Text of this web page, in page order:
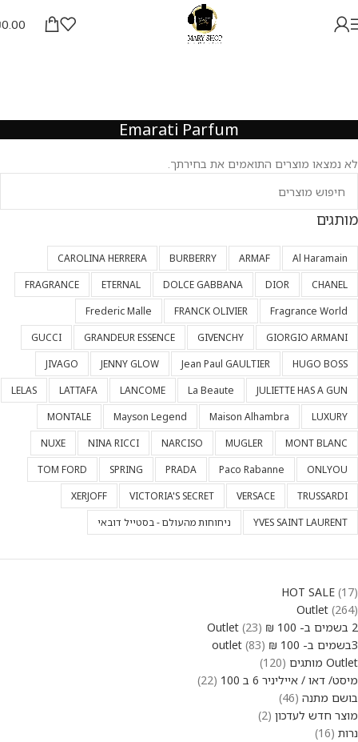
0.00
Emarati Parfum
לא נמצאו מוצרים התואמים את בחירתך.
מותגים
Al Haramain
ARMAF
BURBERRY
CAROLINA HERRERA
CHANEL
DIOR
DOLCE GABBANA
ETERNAL
FRAGRANCE
Fragrance World
FRANCK OLIVIER
Frederic Malle
GIORGIO ARMANI
GIVENCHY
GRANDEUR ESSENCE
GUCCI
HUGO BOSS
Jean Paul GAULTIER
JENNY GLOW
JIVAGO
JULIETTE HAS A GUN
La Beaute
LANCOME
LATTAFA
LELAS
LUXURY
Maison Alhambra
Mayson Legend
MONTALE
MONT BLANC
MUGLER
NARCISO
NINA RICCI
NUXE
ONLYOU
Paco Rabanne
PRADA
SPRING
TOM FORD
TRUSSARDI
VERSACE
VICTORIA'S SECRET
XERJOFF
YVES SAINT LAURENT
ניחוחות מהעולם - בסטייל דובאי
HOT SALE 17
Outlet 264
2 בשמים ב- 100 ₪ Outlet
23
3בשמים ב- 100 ₪ outlet
83
Outlet מותגים
120
מיסט/ דאו / אייליניר 6 ב 100
22
בושם מתנה 46
מוצר חדש לעדכון 2
נרות 16